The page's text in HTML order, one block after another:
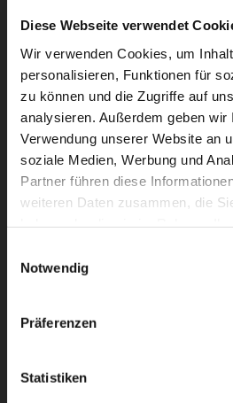
Diese Webseite verwendet
Wir verwenden Cookies, um
personalisieren, Funktionen für
zu können und die Zugriffe auf
analysieren. Außerdem geben
Verwendung unserer Website an
soziale Medien, Werbung und
Partner führen diese
weiteren Daten zusammen, die
Notwendig
Präferenzen
Statistiken
Dies könnte